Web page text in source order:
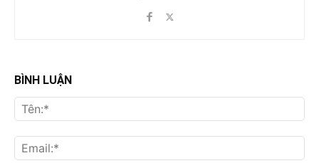
BÌNH LUẬN